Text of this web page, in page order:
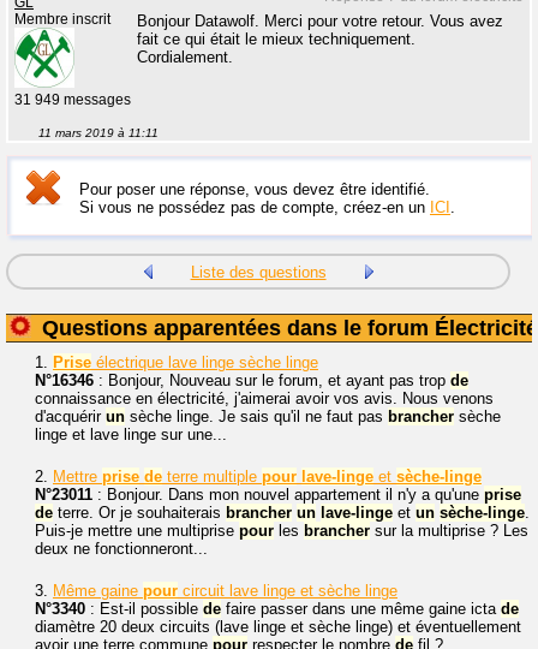
Membre inscrit
31 949 messages
Bonjour Datawolf. Merci pour votre retour. Vous avez
fait ce qui était le mieux techniquement.
Cordialement.
11 mars 2019 à 11:11
Pour poser une réponse, vous devez être identifié.
Si vous ne possédez pas de compte, créez-en un ICI .
Liste des questions
Questions apparentées dans le forum Électricité
1. Prise électrique lave linge sèche linge
N°16346 : Bonjour, Nouveau sur le forum, et ayant pas trop de
connaissance en électricité, j'aimerai avoir vos avis. Nous venons
d'acquérir un sèche linge. Je sais qu'il ne faut pas brancher sèche
linge et lave linge sur une...
2. Mettre prise de terre multiple pour lave-linge et sèche-linge
N°23011 : Bonjour. Dans mon nouvel appartement il n'y a qu'une prise
de terre. Or je souhaiterais brancher un lave-linge et un sèche-linge.
Puis-je mettre une multiprise pour les brancher sur la multiprise ? Les
deux ne fonctionneront...
3. Même gaine pour circuit lave linge et sèche linge
N°3340 : Est-il possible de faire passer dans une même gaine icta de
diamètre 20 deux circuits (lave linge et sèche linge) et éventuellement
avoir une terre commune pour respecter le nombre de fil ?